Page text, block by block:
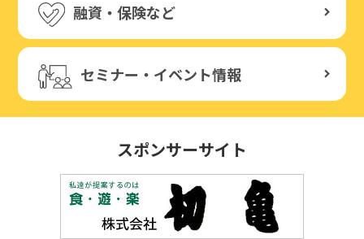
融資・保険など
セミナー・イベント情報
スポンサーサイト